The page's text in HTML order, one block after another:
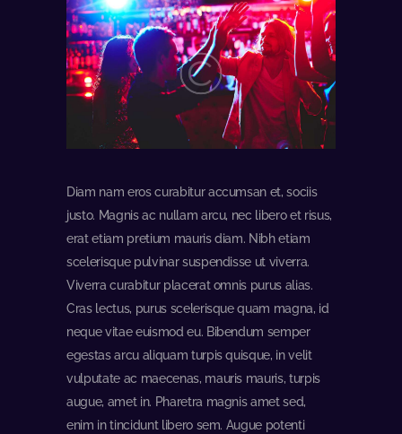
Diam nam eros curabitur accumsan et, sociis
justo. Magnis ac nullam arcu, nec libero et risus,
erat etiam pretium mauris diam. Nibh etiam
scelerisque pulvinar suspendisse ut viverra.
Viverra curabitur placerat omnis purus alias.
Cras lectus, purus scelerisque quam magna, id
neque vitae euismod eu. Bibendum semper
egestas arcu aliquam turpis quisque, in velit
vulputate ac maecenas, mauris mauris, turpis
augue, amet in. Pharetra magnis amet sed,
enim in tincidunt libero sem. Augue potenti